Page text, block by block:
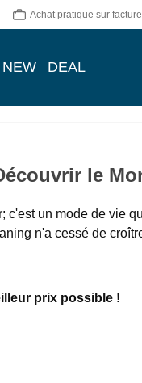
Achat pratique sur facture
NEW DEAL
le
un mode de vie
n'a cessé de
prix possible !